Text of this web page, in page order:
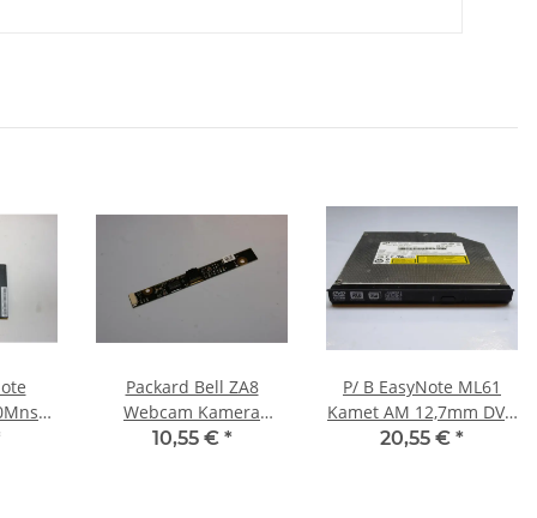
Packard Bell ZA8
Webcam Kamera
Modul 090406-3 #3254
10,55 € *
P/ B EasyNote ML61
Kamet AM 12,7mm DVD
Laufwerk Brenner SATA
20,55 € *